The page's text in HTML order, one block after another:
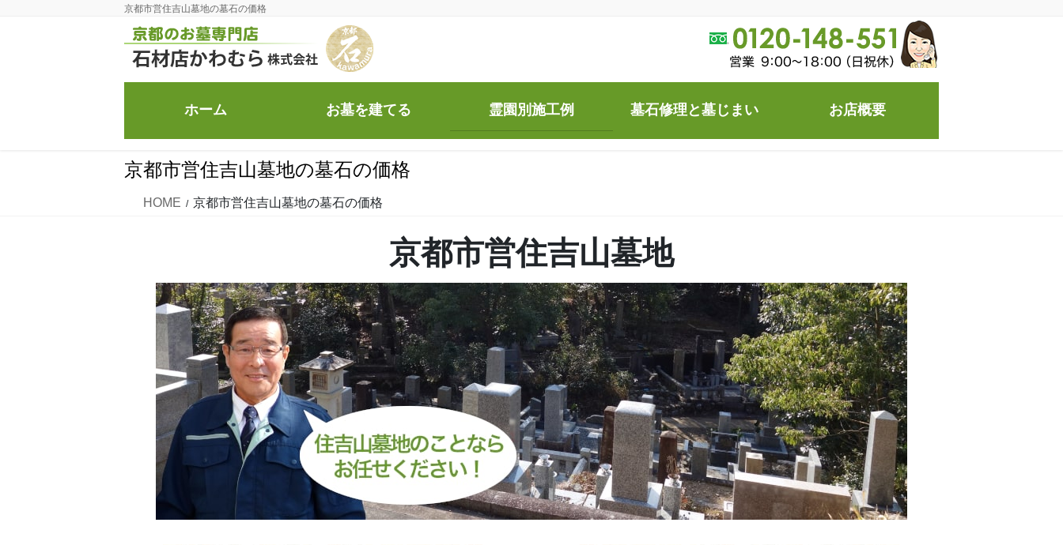
京都市営住吉山墓地の墓石の価格
ホーム お墓を建てる 霊園別施工例 墓石修理と墓じまい お店概要
京都市営住吉山墓地の墓石の価格
HOME 京都市営住吉山墓地の墓石の価格
京都市営住吉山墓地